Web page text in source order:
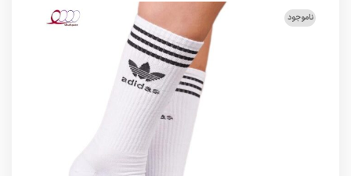
ناموجود